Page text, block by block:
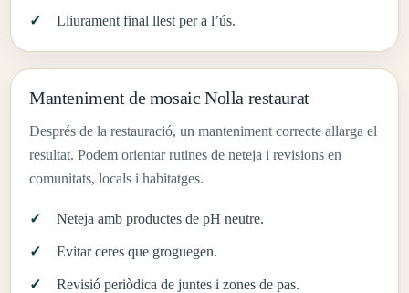
Lliurament final llest per a l’ús.
Manteniment de mosaic Nolla restaurat
Després de la restauració, un manteniment correcte allarga el
resultat. Podem orientar rutines de neteja i revisions en
comunitats, locals i habitatges.
Neteja amb productes de pH neutre.
Evitar ceres que groguegen.
Revisió periòdica de juntes i zones de pas.